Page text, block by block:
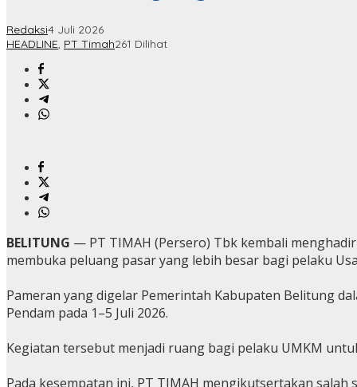
Redaksi4 Juli 2026
HEADLINE, PT Timah261 Dilihat
BELITUNG — PT TIMAH (Persero) Tbk kembali
membuka peluang pasar yang lebih besar bagi pelaku
Pameran yang digelar Pemerintah Kabupaten Belitung
Pendam pada 1–5 Juli 2026.
Kegiatan tersebut menjadi ruang bagi pelaku UMKM
Pada kesempatan ini, PT TIMAH mengikutsertakan